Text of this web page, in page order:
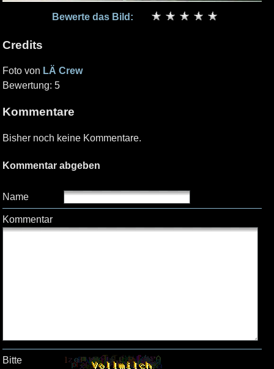
Bewerte das Bild:
Credits
Foto von LÄ Crew
Bewertung: 5
Kommentare
Bisher noch keine Kommentare.
Kommentar abgeben
Name
Kommentar
Bitte